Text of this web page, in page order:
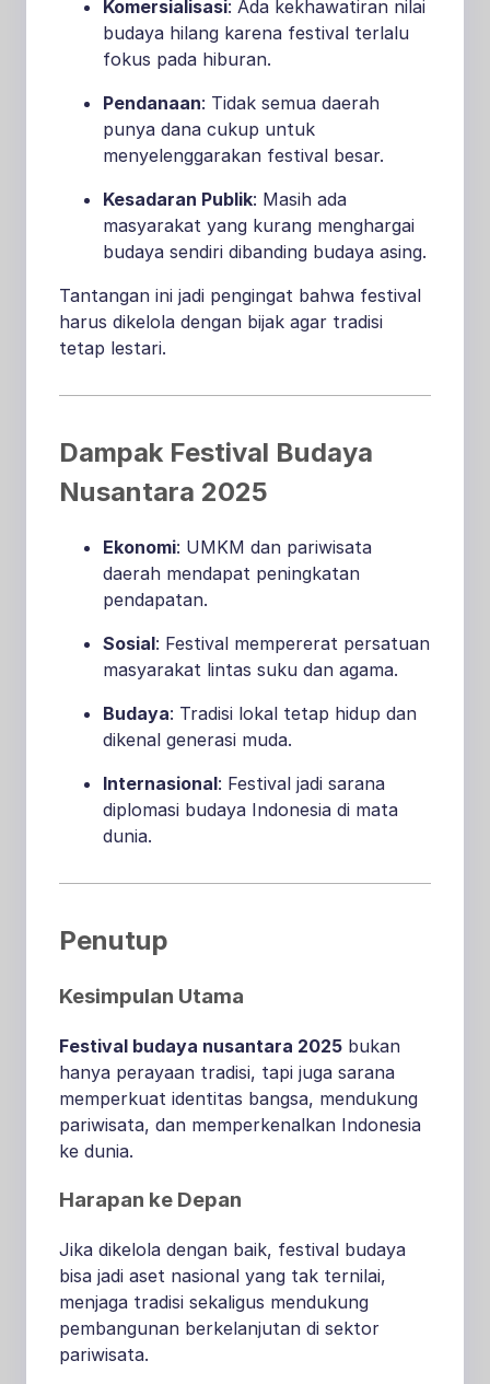
Komersialisasi: Ada kekhawatiran nilai
budaya hilang karena festival terlalu
fokus pada hiburan.
Pendanaan: Tidak semua daerah
punya dana cukup untuk
menyelenggarakan festival besar.
Kesadaran Publik: Masih ada
masyarakat yang kurang menghargai
budaya sendiri dibanding budaya asing.
Tantangan ini jadi pengingat bahwa festival
harus dikelola dengan bijak agar tradisi
tetap lestari.
Dampak Festival Budaya
Nusantara 2025
Ekonomi: UMKM dan pariwisata
daerah mendapat peningkatan
pendapatan.
Sosial: Festival mempererat persatuan
masyarakat lintas suku dan agama.
Budaya: Tradisi lokal tetap hidup dan
dikenal generasi muda.
Internasional: Festival jadi sarana
diplomasi budaya Indonesia di mata
dunia.
Penutup
Kesimpulan Utama
Festival budaya nusantara 2025 bukan
hanya perayaan tradisi, tapi juga sarana
memperkuat identitas bangsa, mendukung
pariwisata, dan memperkenalkan Indonesia
ke dunia.
Harapan ke Depan
Jika dikelola dengan baik, festival budaya
bisa jadi aset nasional yang tak ternilai,
menjaga tradisi sekaligus mendukung
pembangunan berkelanjutan di sektor
pariwisata.